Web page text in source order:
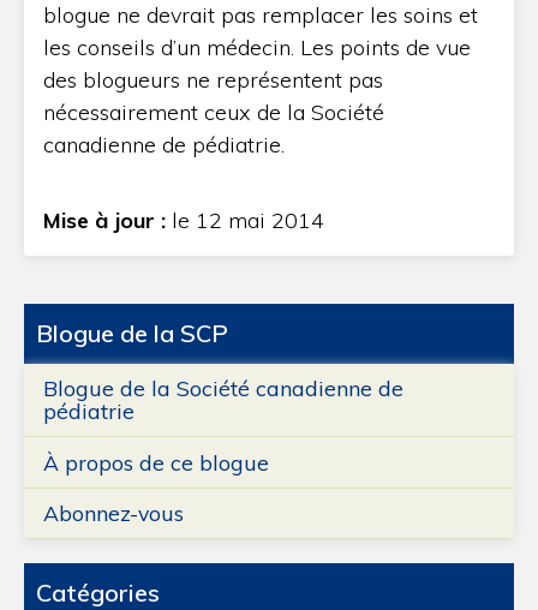
blogue ne devrait pas remplacer les soins et
les conseils d’un médecin. Les points de vue
des blogueurs ne représentent pas
nécessairement ceux de la Société
canadienne de pédiatrie.
Mise à jour : le 12 mai 2014
Blogue de la SCP
Blogue de la Société canadienne de
pédiatrie
À propos de ce blogue
Abonnez-vous
Catégories